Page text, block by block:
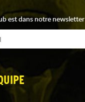
est dans notre newsletter